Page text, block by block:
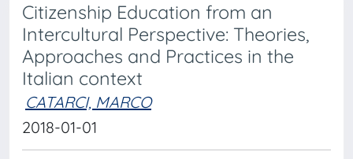
Citizenship Education from an
Intercultural Perspective: Theories,
Approaches and Practices in the
Italian context
CATARCI, MARCO
2018-01-01